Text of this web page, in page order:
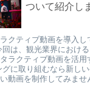
ついて紹介し
クティブ動画を導入し
は、観光業界におけ
ラクティブ動画を活用
に取り組むなら新し
動画を制作してみませ